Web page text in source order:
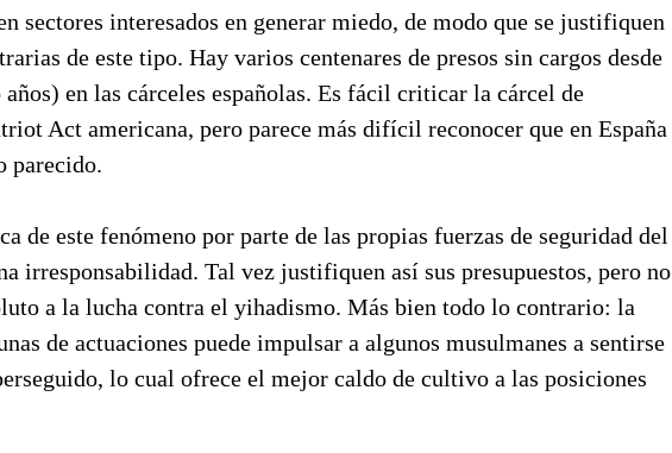
sectores interesados en generar miedo, de modo que se justifiquen
de este tipo. Hay varios centenares de presos sin cargos desde
años) en las cárceles españolas. Es fácil criticar la cárcel de
Act americana, pero parece más difícil reconocer que en España
parecido.
de este fenómeno por parte de las propias fuerzas de seguridad del
irresponsabilidad. Tal vez justifiquen así sus presupuestos, pero no
a la lucha contra el yihadismo. Más bien todo lo contrario: la
de actuaciones puede impulsar a algunos musulmanes a sentirse
lo cual ofrece el mejor caldo de cultivo a las posiciones